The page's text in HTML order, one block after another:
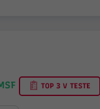
TOP 3 V TESTE